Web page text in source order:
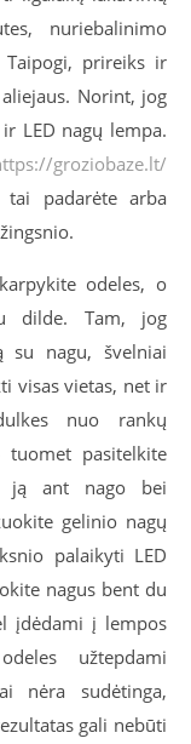
nuriebalinimo
Taipogi, prireiks ir
Norint, jog
LED nagų lempa.
groziobaze.lt/
tai padarėte arba
odeles, o
dilde. Tam, jog
su nagu, švelniai
visas vietas, net ir
nuo rankų
tuomet pasitelkite
ją ant nago bei
gelinio nagų
palaikyti LED
nagus bent du
įdėdami į lempos
užtepdami
nėra sudėtinga,
gali nebūti